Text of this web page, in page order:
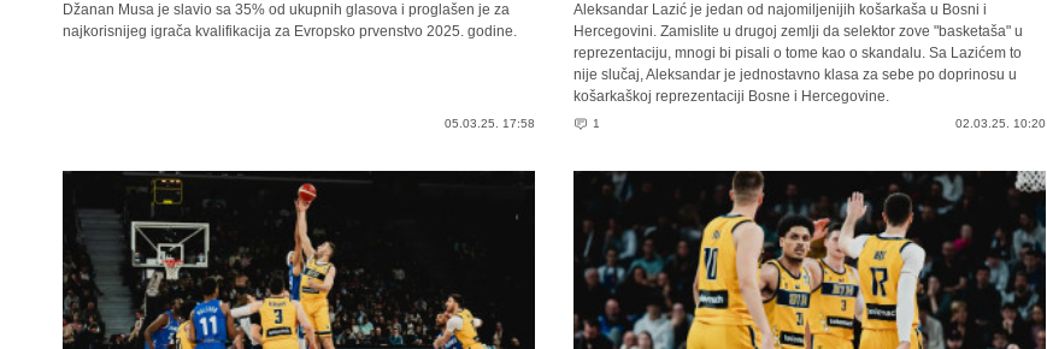
Džanan Musa je slavio sa 35% od ukupnih glasova i proglašen je za
najkorisnijeg igrača kvalifikacija za Evropsko prvenstvo 2025. godine.
05.03.25. 17:58
Aleksandar Lazić je jedan od najomiljenijih košarkaša u Bosni i
Hercegovini. Zamislite u drugoj zemlji da selektor zove "basketaša" u
reprezentaciju, mnogi bi pisali o tome kao o skandalu. Sa Lazićem to
nije slučaj, Aleksandar je jednostavno klasa za sebe po doprinosu u
košarkaškoj reprezentaciji Bosne i Hercegovine.
1 02.03.25. 10:20